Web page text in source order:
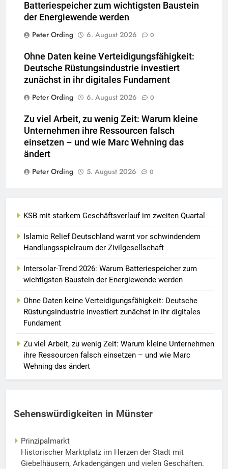
Batteriespeicher zum wichtigsten Baustein
der Energiewende werden
Peter Ording
6. August 2026 0
Ohne Daten keine Verteidigungsfähigkeit:
Deutsche Rüstungsindustrie investiert
zunächst in ihr digitales Fundament
Peter Ording
6. August 2026 0
Zu viel Arbeit, zu wenig Zeit: Warum kleine
Unternehmen ihre Ressourcen falsch
einsetzen – und wie Marc Wehning das
ändert
Peter Ording
5. August 2026 0
KSB mit starkem Geschäftsverlauf im zweiten Quartal
Islamic Relief Deutschland warnt vor schwindendem
Handlungsspielraum der Zivilgesellschaft
Intersolar-Trend 2026: Warum Batteriespeicher zum
wichtigsten Baustein der Energiewende werden
Ohne Daten keine Verteidigungsfähigkeit: Deutsche
Rüstungsindustrie investiert zunächst in ihr digitales
Fundament
Zu viel Arbeit, zu wenig Zeit: Warum kleine Unternehmen
ihre Ressourcen falsch einsetzen – und wie Marc
Wehning das ändert
Sehenswürdigkeiten in Münster
Prinzipalmarkt
Historischer Marktplatz im Herzen der Stadt mit
Giebelhäusern, Arkadengängen und vielen Geschäften.